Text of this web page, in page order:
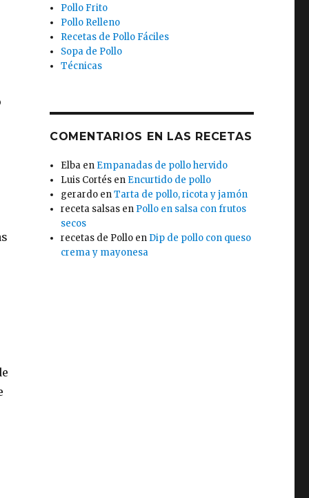
Pollo Frito
Pollo Relleno
Recetas de Pollo Fáciles
Sopa de Pollo
Técnicas
COMENTARIOS EN LAS RECETAS
Elba en Empanadas de pollo hervido
Luis Cortés en Encurtido de pollo
gerardo enTarta de pollo, ricota y jamón
receta salsas en Pollo en salsa con frutos
secos
recetas de Pollo en Dip de pollo con queso
crema y mayonesa